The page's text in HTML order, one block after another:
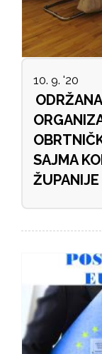
10. 9. '20
SAJMA
ŽUPANIJE